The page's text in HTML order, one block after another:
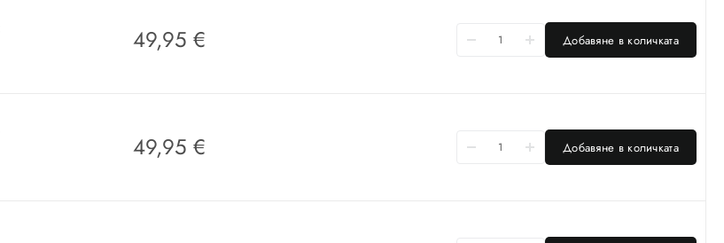
49,95 € Добавяне в количката
49,95 € Добавяне в количката